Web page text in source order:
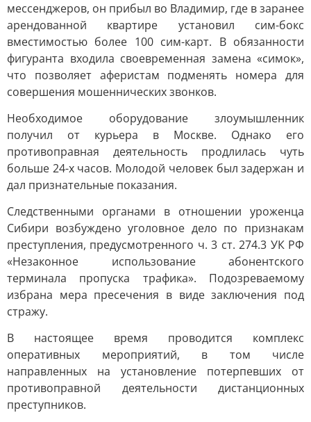
мессенджеров, он прибыл во Владимир, где в заранее
арендованной квартире установил сим-бокс
вместимостью более 100 сим-карт. В обязанности
фигуранта входила своевременная замена «симок»,
что позволяет аферистам подменять номера для
совершения мошеннических звонков.
Необходимое оборудование злоумышленник
получил от курьера в Москве. Однако его
противоправная деятельность продлилась чуть
больше 24-х часов. Молодой человек был задержан и
дал признательные показания.
Следственными органами в отношении уроженца
Сибири возбуждено уголовное дело по признакам
преступления, предусмотренного ч. 3 ст. 274.3 УК РФ
«Незаконное использование абонентского
терминала пропуска трафика». Подозреваемому
избрана мера пресечения в виде заключения под
стражу.
В настоящее время проводится комплекс
оперативных мероприятий, в том числе
направленных на установление потерпевших от
противоправной деятельности дистанционных
преступников.